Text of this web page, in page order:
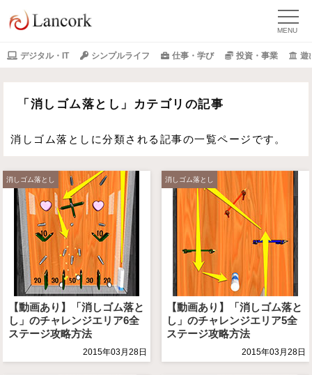
デジタル・IT シンプルライフ 仕事・学び 投資・事業 遊
「消しゴム落とし」カテゴリの記事
消しゴム落としに分類される記事の一覧ページです。
消しゴム落とし
【動画あり】「消しゴム落と
し」のチャレンジエリア6全
ステージ攻略方法
2015年03月28日
消しゴム落とし
【動画あり】「消しゴム落と
し」のチャレンジエリア5全
ステージ攻略方法
2015年03月28日